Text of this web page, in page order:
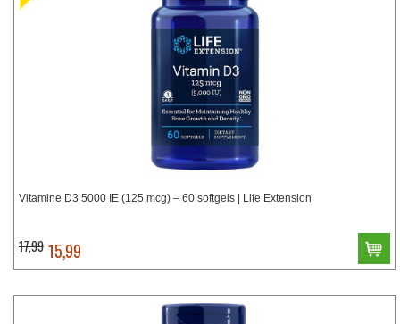
Vitamine D3 5000 IE (125 mcg) – 60 softgels | Life Extension
17,99 15,99